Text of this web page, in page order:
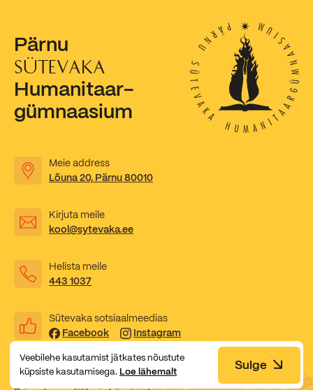
Pärnu
SÜTEVAKA
Humanitaar-
gümnaasium
Meie address
Lõuna 20, Pärnu 80010
Kirjuta meile
kool@sytevaka.ee
Helista meile
443 1037
Sütevaka sotsiaalmeedias
Facebook
Instagram
Veebilehe kasutamist jätkates nõustute
küpsiste kasutamisega. Loe lähemalt Sulge